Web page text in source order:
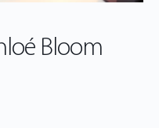
Bloom